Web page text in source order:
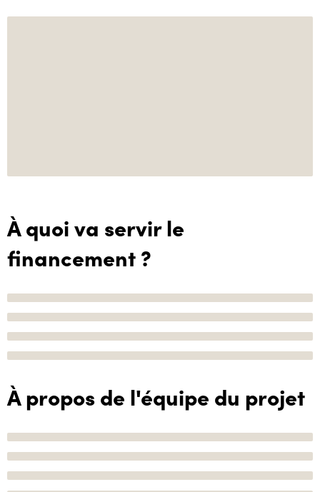
À quoi va servir le
financement ?
À propos de l'équipe du projet